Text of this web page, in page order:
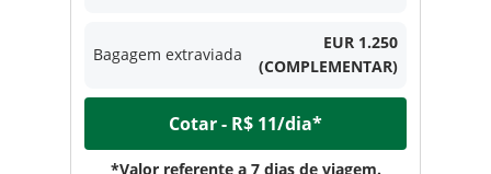
Bagagem extraviada
EUR 1.250
(COMPLEMENTAR)
Cotar - R$ 11/dia*
*Valor referente a 7 dias de viagem.